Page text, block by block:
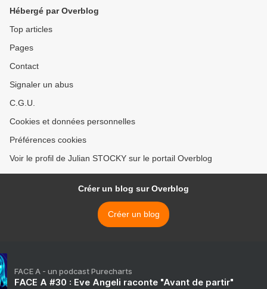
Hébergé par Overblog
Top articles
Pages
Contact
Signaler un abus
C.G.U.
Cookies et données personnelles
Préférences cookies
Voir le profil de Julian STOCKY sur le portail Overblog
Créer un blog sur Overblog
Créer un blog
FACE A - un podcast Purecharts
FACE A #30 : Eve Angeli raconte "Avant de partir"